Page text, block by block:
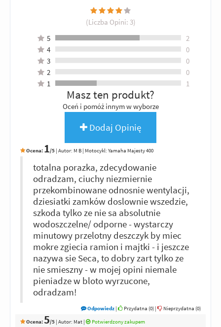
(Liczba Opini: 3)
5
2
4
0
3
0
2
0
1
1
Masz ten produkt?
Oceń i pomóż innym w wyborze
Dodaj Opinię
Ocena: 1/5 | Autor: M B | Motocykl: Yamaha Majesty 400
totalna porazka, zdecydowanie
odradzam, ciuchy niezmiernie
przekombinowane odnosnie wentylacji,
dziesiatki zamków doslownie wszedzie,
szkoda tylko ze nie sa absolutnie
wodoszczelne/ odporne - wystarczy
minutowy przelotny deszczyk by miec
mokre zgiecia ramion i majtki - i jeszcze
nazywa sie Seca, to dobry zart tylko ze
nie smieszny - w mojej opini niemale
pieniadze w bloto wyrzucone,
odradzam!
Odpowiedz | Przydatna (0) | Nieprzydatna (0)
Ocena:5/5 | Autor: Mat | Potwierdzony zakupem